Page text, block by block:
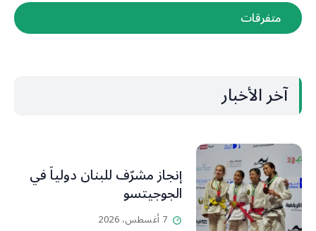
متفرقات
آخر الأخبار
إنجاز مشرّف للبنان دولياً في
الجوجيتسو
7 أغسطس، 2026